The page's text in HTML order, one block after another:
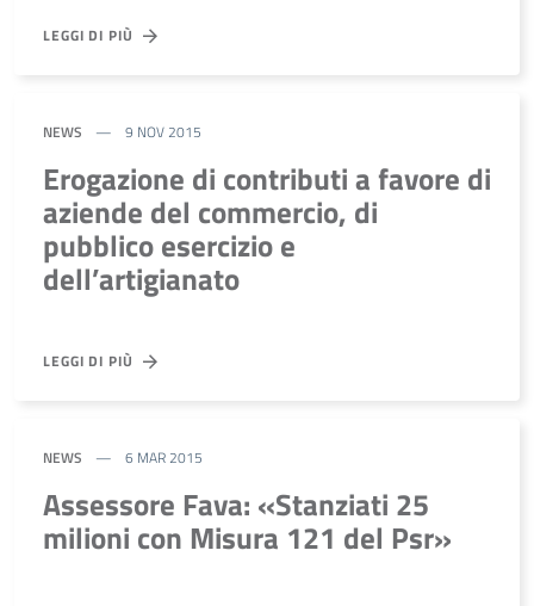
LEGGI DI PIÙ
NEWS 9 NOV 2015
Erogazione di contributi a favore di
aziende del commercio, di
pubblico esercizio e
dell’artigianato
LEGGI DI PIÙ
NEWS 6 MAR 2015
Assessore Fava: «Stanziati 25
milioni con Misura 121 del Psr»